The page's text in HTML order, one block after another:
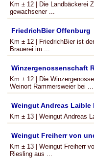
Km ± 12 | Die Landbäckerei
gewachsener ...
FriedrichBier Offenburg
Km ± 12 | FriedrichBier ist
Brauerei im ...
Winzergenossenschaft
Km ± 12 | Die
Weinort Rammersweier bei ...
Weingut Andreas Laible
Km ± 13 | Weingut Andreas
Weingut Freiherr von
Km ± 13 | Weingut Freiherr
Riesling aus ...